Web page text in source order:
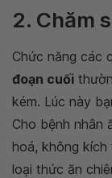
2. Chăm
Chức năng các
đoạn cuối
kém. Lúc này
Cho bệnh nhân
hoá, không
loại thức ăn